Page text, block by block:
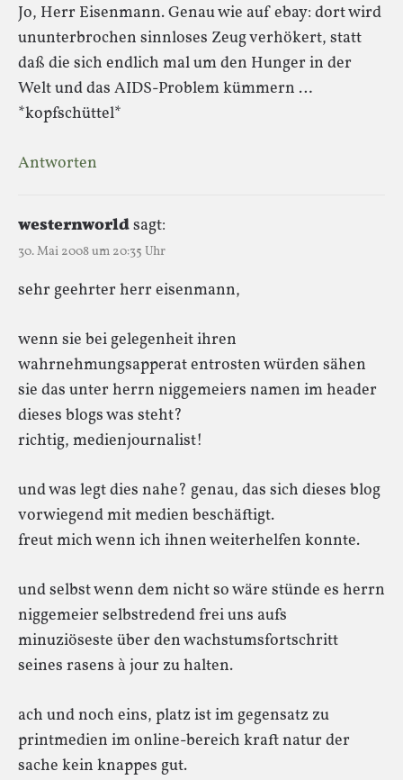
Jo, Herr Eisenmann. Genau wie auf ebay: dort wird
ununterbrochen sinnloses Zeug verhökert, statt
daß die sich endlich mal um den Hunger in der
Welt und das AIDS-Problem kümmern …
*kopfschüttel*
Antworten
westernworldsagt:
30. Mai 2008 um 20:35 Uhr
sehr geehrter herr eisenmann,
wenn sie bei gelegenheit ihren
wahrnehmungsapperat entrosten würden sähen
sie das unter herrn niggemeiers namen im header
dieses blogs was steht?
richtig, medienjournalist!
und was legt dies nahe? genau, das sich dieses blog
vorwiegend mit medien beschäftigt.
freut mich wenn ich ihnen weiterhelfen konnte.
und selbst wenn dem nicht so wäre stünde es herrn
niggemeier selbstredend frei uns aufs
minuziöseste über den wachstumsfortschritt
seines rasens à jour zu halten.
ach und noch eins, platz ist im gegensatz zu
printmedien im online-bereich kraft natur der
sache kein knappes gut.